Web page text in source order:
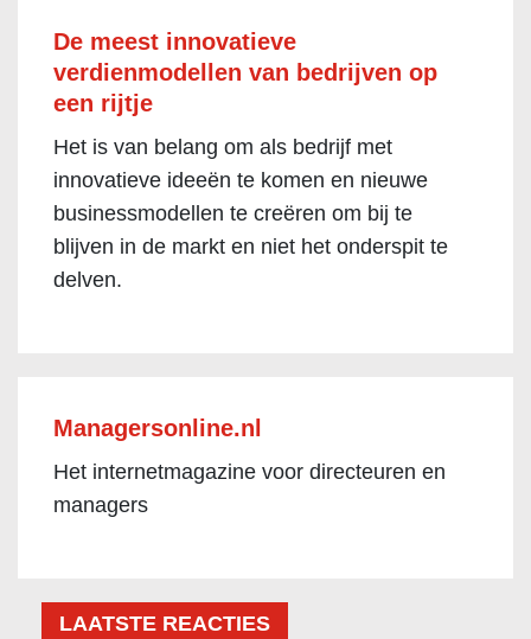
De meest innovatieve
verdienmodellen van bedrijven op
een rijtje
Het is van belang om als bedrijf met
innovatieve ideeën te komen en nieuwe
businessmodellen te creëren om bij te
blijven in de markt en niet het onderspit te
delven.
Managersonline.nl
Het internetmagazine voor directeuren en
managers
LAATSTE REACTIES